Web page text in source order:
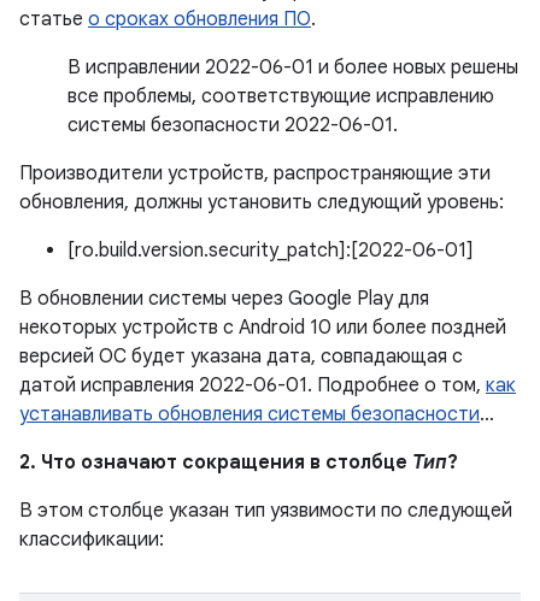
статье о сроках обновления ПО.
В исправлении 2022-06-01 и более новых решены
все проблемы, соответствующие исправлению
системы безопасности 2022-06-01.
Производители устройств, распространяющие эти
обновления, должны установить следующий уровень:
[ro.build.version.security_patch]:[2022-06-01]
В обновлении системы через Google Play для
некоторых устройств с Android 10 или более поздней
версией ОС будет указана дата, совпадающая с
датой исправления 2022-06-01. Подробнее о том, как
устанавливать обновления системы безопасности…
2. Что означают сокращения в столбце Тип?
В этом столбце указан тип уязвимости по следующей
классификации: